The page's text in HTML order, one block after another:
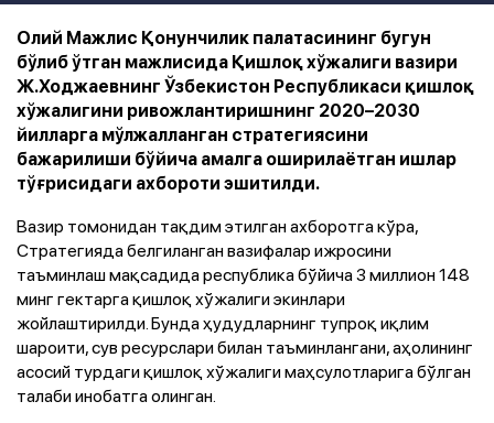
Олий Мажлис Қонунчилик палатасининг бугун
бўлиб ўтган мажлисида Қишлоқ хўжалиги вазири
Ж.Ходжаевнинг Ўзбекистон Республикаси қишлоқ
хўжалигини ривожлантиришнинг 2020–2030
йилларга мўлжалланган стратегиясини
бажарилиши бўйича амалга оширилаётган ишлар
тўғрисидаги ахбороти эшитилди.
Вазир томонидан тақдим этилган ахборотга кўра,
Стратегияда белгиланган вазифалар ижросини
таъминлаш мақсадида республика бўйича 3 миллион 148
минг гектарга қишлоқ хўжалиги экинлари
жойлаштирилди. Бунда ҳудудларнинг тупроқ иқлим
шароити, сув ресурслари билан таъминлангани, аҳолининг
асосий турдаги қишлоқ хўжалиги маҳсулотларига бўлган
талаби инобатга олинган.